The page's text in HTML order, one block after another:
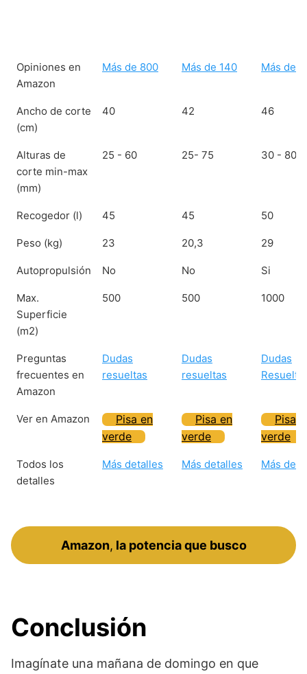
Opiniones en
Amazon
Más de 800 Más de 140 Más de
Ancho de corte
(cm)
40 42 46
Alturas de
corte min-max
(mm)
25 - 60 25- 75 30 - 80
Recogedor (l) 45 45 50
Peso (kg) 23 20,3 29
Autopropulsión No No Si
Max.
Superficie
(m2)
500 500 1000
Preguntas
frecuentes en
Amazon
Dudas
resueltas
Dudas
resueltas
Dudas
Ver en Amazon
Pisa en
verde
Pisa en
verde
Pisa
verde
Todos los
detalles
Más detalles Más detalles Más
Amazon, la potencia que busco
Conclusión
Imagínate una mañana de domingo en que